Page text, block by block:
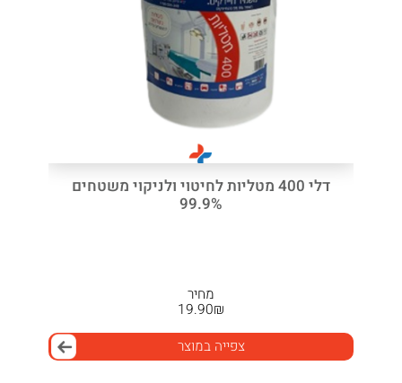
דלי 400 מטליות לחיטוי ולניקוי משטחים
99.9%
מחיר
₪
19.90
צפייה במוצר